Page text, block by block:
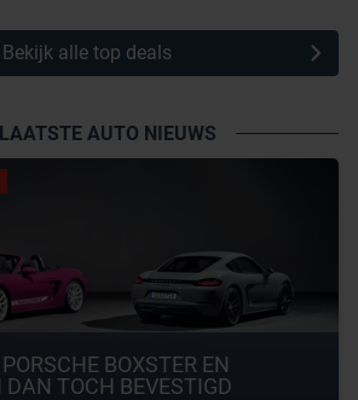
Bekijk alle top deals
AUTO NIEUWS
BOXSTER EN
TOCH BEVESTIGD